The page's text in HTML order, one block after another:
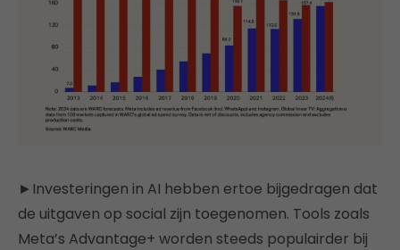
►Investeringen in AI hebben ertoe bijgedragen dat
de uitgaven op social zijn toegenomen. Tools zoals
Meta’s Advantage+ worden steeds populairder bij